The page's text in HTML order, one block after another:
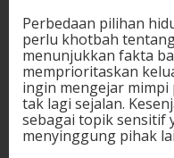
Perbedaan pilihan
perlu khotbah
menunjukkan fakta
memprioritaskan
ingin mengejar
tak lagi sejalan.
sebagai topik sensitif
menyinggung pihak